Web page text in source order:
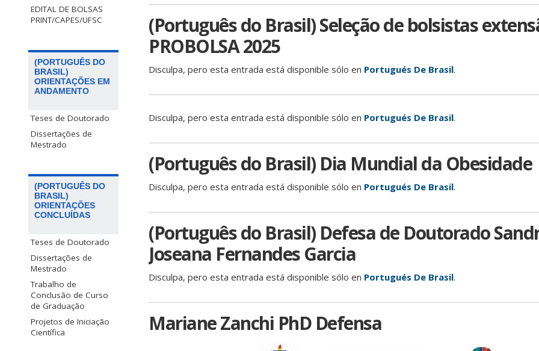
EDITAL DE BOLSAS
PRINT/CAPES/UFSC
(PORTUGUÊS DO
BRASIL)
ORIENTAÇÕES EM
ANDAMENTO
Teses de Doutorado
Dissertações de
Mestrado
(PORTUGUÊS DO
BRASIL)
ORIENTAÇÕES
CONCLUÍDAS
Teses de Doutorado
Dissertações de
Mestrado
Trabalho de
Conclusão de Curso
de Graduação
Projetos de Iniciação
Científica
(Português do Brasil) Seleção de bolsistas
PROBOLSA 2025
Disculpa, pero esta entrada está disponible sólo en Portugués De Brasil.
Disculpa, pero esta entrada está disponible sólo en Portugués De Brasil.
(Português do Brasil) Dia Mundial da Obesidade
Disculpa, pero esta entrada está disponible sólo en Portugués De Brasil.
(Português do Brasil) Defesa de Doutorado
Joseana Fernandes Garcia
Disculpa, pero esta entrada está disponible sólo en Portugués De Brasil.
Mariane Zanchi PhD Defensa